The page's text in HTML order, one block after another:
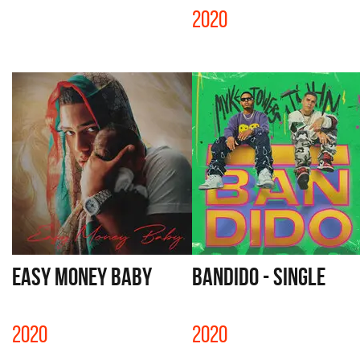
2020
EASY MONEY BABY
2020
BANDIDO - SINGLE
2020